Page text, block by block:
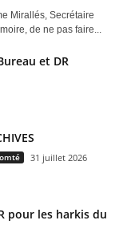
Mirallés, Secrétaire
de ne pas faire...
et DR
31 juillet 2026
pour les harkis du